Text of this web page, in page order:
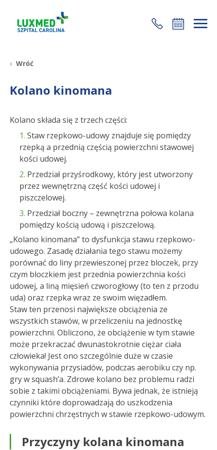
+48 22 35 58 200
Wróć
Kolano kinomana
Kolano składa się z trzech części:
Staw rzepkowo-udowy znajduje się pomiędzy
rzepką a przednią częścią powierzchni stawowej
kości udowej.
Przedział przyśrodkowy, który jest utworzony
przez wewnętrzną część kości udowej i
piszczelowej.
Przedział boczny – zewnętrzna połowa kolana
pomiędzy kością udową i piszczelową.
„Kolano kinomana” to dysfunkcja stawu rzepkowo-
udowego. Zasadę działania tego stawu możemy
porównać do liny przewieszonej przez bloczek, przy
czym bloczkiem jest przednia powierzchnia kości
udowej, a liną mięsień czworogłowy (to ten z przodu
uda) oraz rzepka wraz ze swoim więzadłem.
Staw ten przenosi największe obciążenia ze
wszystkich stawów, w przeliczeniu na jednostkę
powierzchni. Obliczono, że obciążenie w tym stawie
może przekraczać dwunastokrotnie ciężar ciała
człowieka! Jest ono szczególnie duże w czasie
wykonywania przysiadów, podczas aerobiku czy np.
gry w squash’a. Zdrowe kolano bez problemu radzi
sobie z takimi obciążeniami. Bywa jednak, że istnieją
czynniki które doprowadzają do uszkodzenia
powierzchni chrzęstnych w stawie rzepkowo-udowym.
Przyczyny kolana kinomana